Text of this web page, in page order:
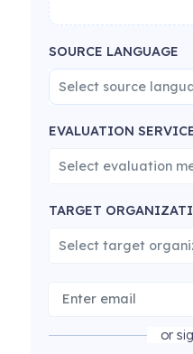
SOURCE LANGUAGE
Select source
EVALUATION
Select evaluation
TARGET
Select target
or